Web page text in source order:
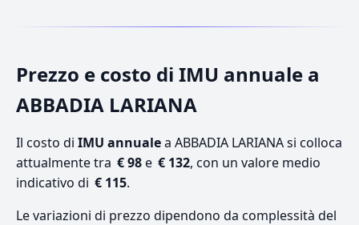
Prezzo e costo di IMU annuale a
ABBADIA LARIANA
Il costo di IMU annualea ABBADIA LARIANA si colloca
attualmente tra € 98e € 132, con un valore medio
indicativo di € 115.
Le variazioni di prezzo dipendono da complessità del